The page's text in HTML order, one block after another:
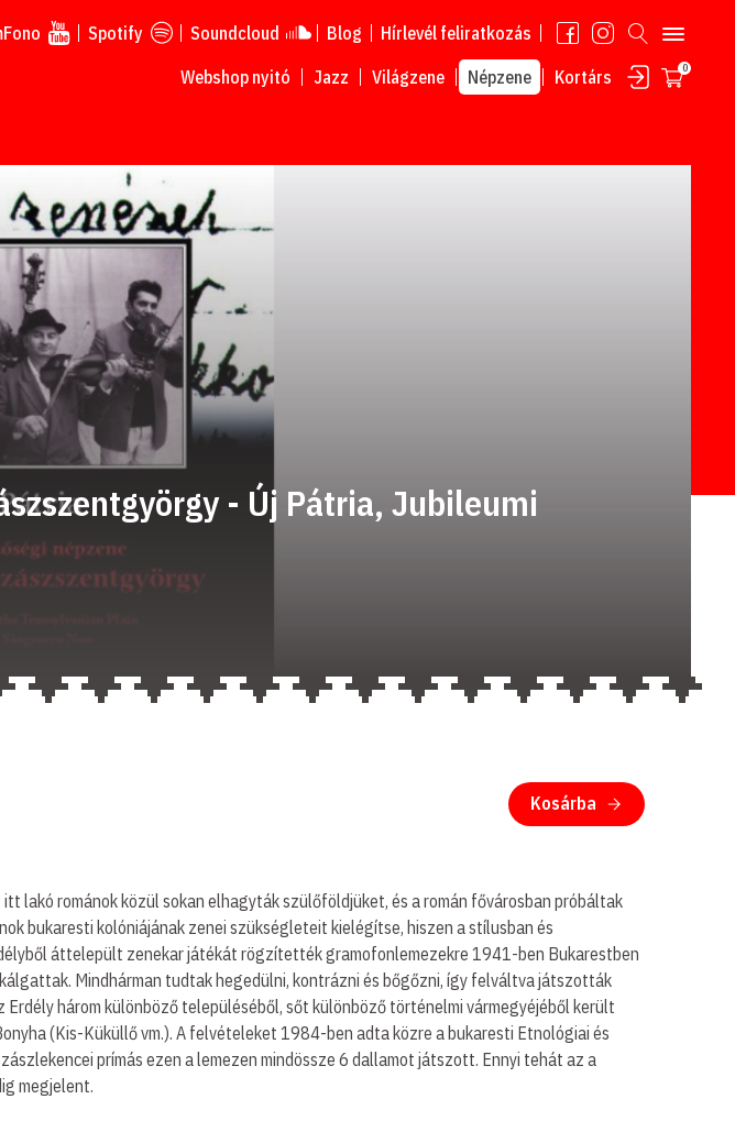
Spotify Soundcloud Blog
Hírlevél feliratkozás
Webshop nyitó
Jazz Világzene Népzene Kortárs 0
- Új Pátria, Jubileumi
Kosárba
lakó románok közül sokan elhagyták szülőföldjüket, és a román fővárosban próbáltak
bukaresti kolóniájának zenei szükségleteit kielégítse, hiszen a stílusban és
áttelepült zenekar játékát rögzítették gramofonlemezekre 1941-ben Bukarestben
Mindhárman tudtak hegedülni, kontrázni és bőgőzni, így felváltva játszották
három különböző településéből, sőt különböző történelmi vármegyéjéből került
(Kis-Küküllő vm.). A felvételeket 1984-ben adta közre a bukaresti Etnológiai és
prímás ezen a lemezen mindössze 6 dallamot játszott. Ennyi tehát az a
megjelent.